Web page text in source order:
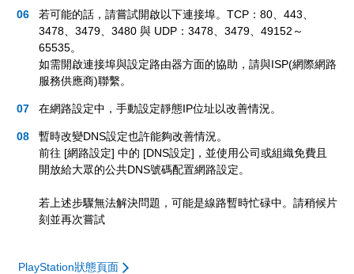
若可能的話，請嘗試開啟以下連接埠。TCP：80、443、
3478、3479、3480 與 UDP：3478、3479、49152～
65535。
如需開啟連接埠與設定路由器方面的協助，請與ISP(網際網路
服務供應商)聯繫。
在網路設定中，手動設定靜態IP位址以改善情況。
暫時改變DNS設定也許能夠改善情況。
前往 [網路設定] 中的 [DNS設定]，並使用公司或組織免費且
開放給大眾的公共DNS號碼配置網路設定。
若上述步驟無法解決問題，可能是線路暫時忙碌中。請稍候片
刻並再次嘗試
PlayStation狀態頁面